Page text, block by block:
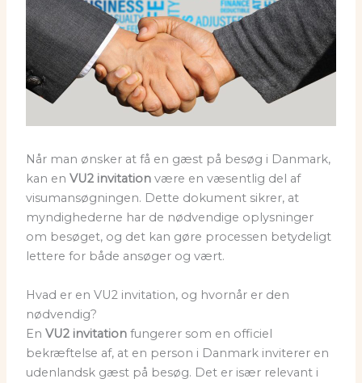
Når man ønsker at få en gæst på besøg i Danmark,
kan en VU2 invitationvære en væsentlig del af
visumansøgningen. Dette dokument sikrer, at
myndighederne har de nødvendige oplysninger
om besøget, og det kan gøre processen betydeligt
lettere for både ansøger og vært.
Hvad er en VU2 invitation, og hvornår er den
nødvendig?
En VU2 invitationfungerer som en officiel
bekræftelse af, at en person i Danmark inviterer en
udenlandsk gæst på besøg. Det er især relevant i